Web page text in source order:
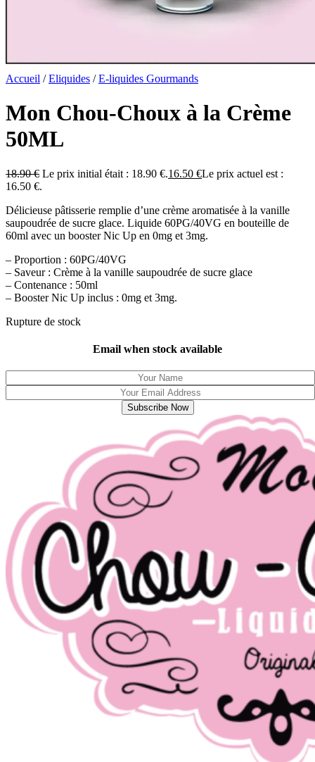
Accueil / Eliquides / E-liquides Gourmands
Mon Chou-Choux à la Crème
50ML
18.90€ Le prix initial était : 18.90 €.16.50 €Le prix actuel est :
16.50 €.
Délicieuse pâtisserie remplie d’une crème aromatisée à la vanille
saupoudrée de sucre glace. Liquide 60PG/40VG en bouteille de
60ml avec un booster Nic Up en 0mg et 3mg.
– Proportion : 60PG/40VG
– Saveur : Crème à la vanille saupoudrée de sucre glace
– Contenance : 50ml
– Booster Nic Up inclus : 0mg et 3mg.
Rupture de stock
Email when stock available